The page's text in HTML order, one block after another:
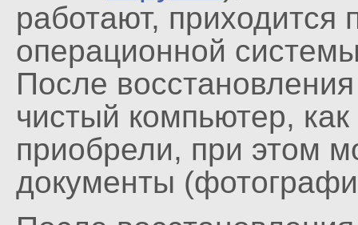
работают, приходится
операционной
После
чистый компьютер,
приобрели, при этом
документы